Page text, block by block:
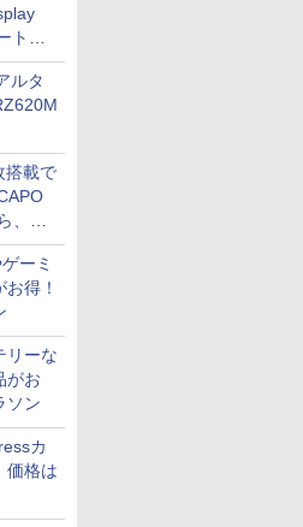
トッ
ルタ
搭載で
、カ
ーミ
得！
リーな
がお
ソン
カ
価格は